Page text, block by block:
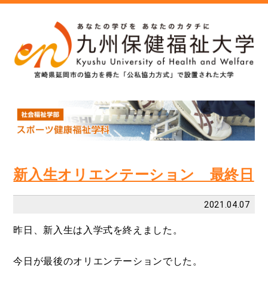
新入生オリエンテーション 最終日
2021.04.07
昨日、新入生は入学式を終えました。
今日が最後のオリエンテーションでした。